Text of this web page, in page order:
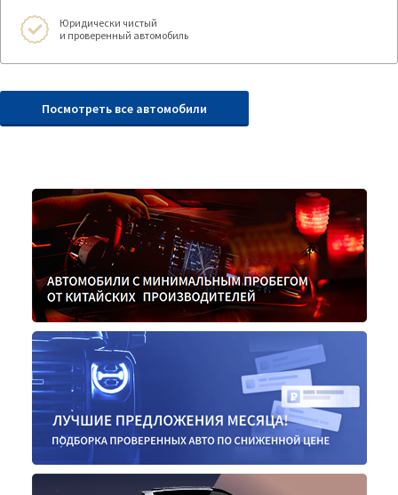
Юридически чистый
и проверенный автомобиль
Посмотреть все автомобили